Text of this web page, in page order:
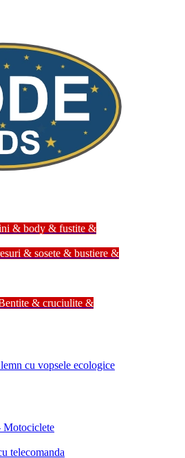
& body & fustite &
& sosete & bustiere &
& cruciulite &
cu vopsele ecologice
Motociclete
telecomanda